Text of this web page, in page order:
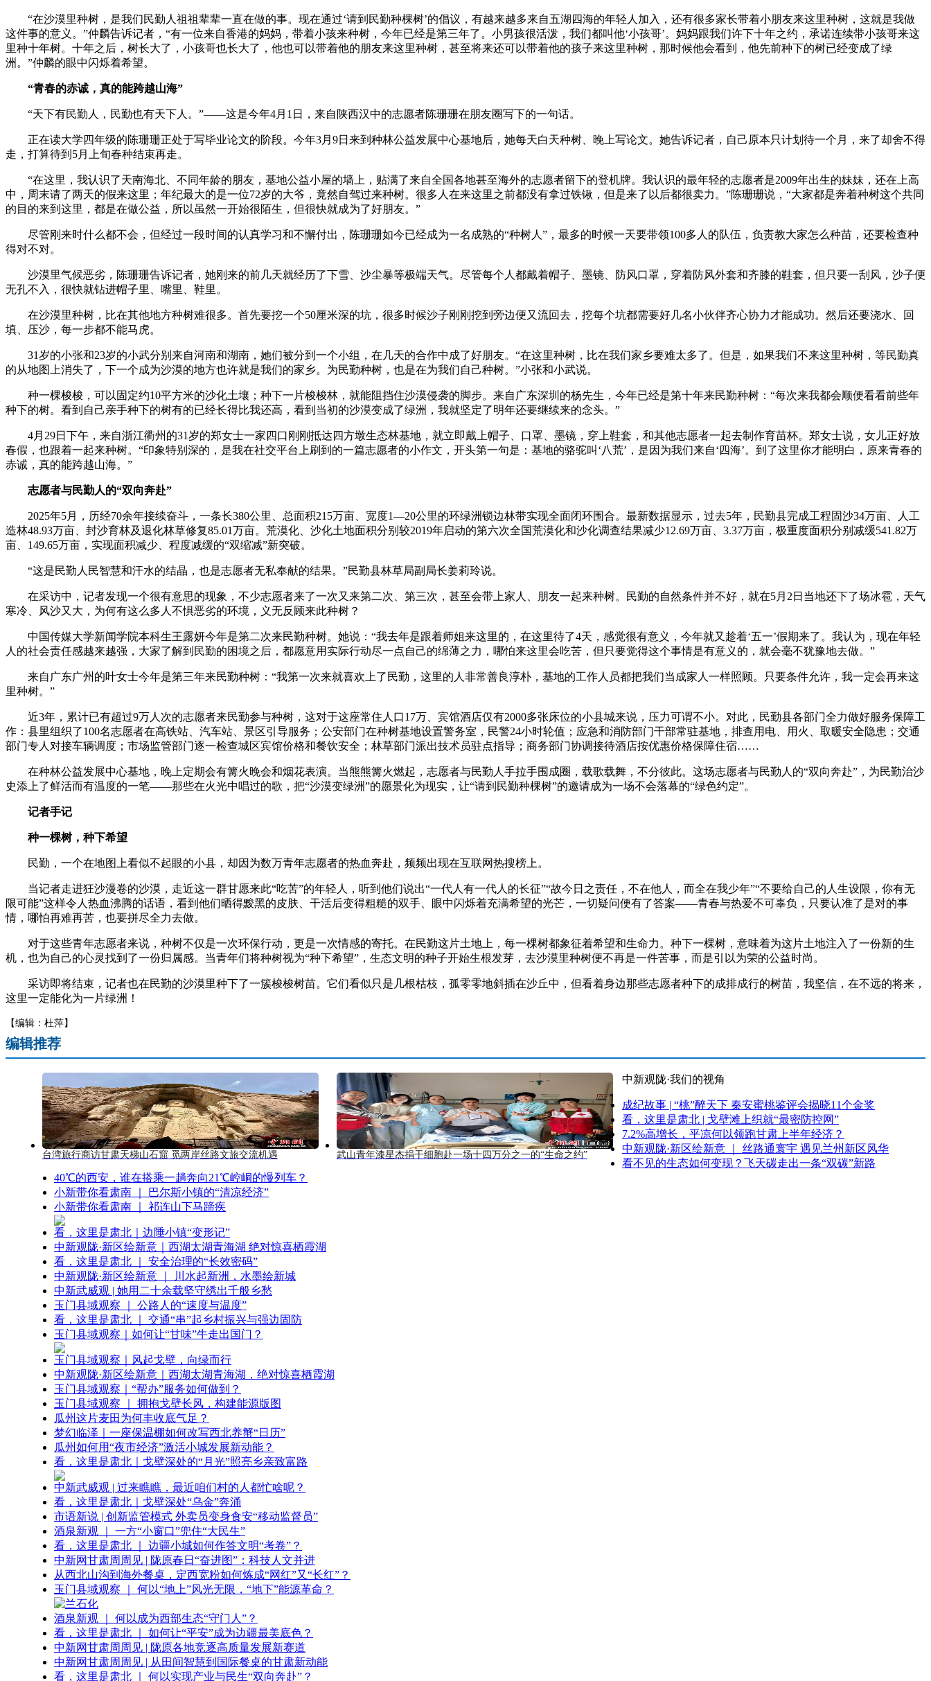
“在沙漠里种树，是我们民勤人祖祖辈辈一直在做的事。现在通过‘请到民勤种棵树’的倡议，有越来越多来自五湖四海的年轻人加入，还有很多家长带着小朋友来这里种树，这就是我做
这件事的意义。”仲麟告诉记者，“有一位来自香港的妈妈，带着小孩来种树，今年已经是第三年了。小男孩很活泼，我们都叫他‘小孩哥’。妈妈跟我们许下十年之约，承诺连续带小孩哥来这
里种十年树。十年之后，树长大了，小孩哥也长大了，他也可以带着他的朋友来这里种树，甚至将来还可以带着他的孩子来这里种树，那时候他会看到，他先前种下的树已经变成了绿
洲。”仲麟的眼中闪烁着希望。
“青春的赤诚，真的能跨越山海”
“天下有民勤人，民勤也有天下人。”——这是今年4月1日，来自陕西汉中的志愿者陈珊珊在朋友圈写下的一句话。
正在读大学四年级的陈珊珊正处于写毕业论文的阶段。今年3月9日来到种林公益发展中心基地后，她每天白天种树、晚上写论文。她告诉记者，自己原本只计划待一个月，来了却舍不得
走，打算待到5月上旬春种结束再走。
“在这里，我认识了天南海北、不同年龄的朋友，基地公益小屋的墙上，贴满了来自全国各地甚至海外的志愿者留下的登机牌。我认识的最年轻的志愿者是2009年出生的妹妹，还在上高
中，周末请了两天的假来这里；年纪最大的是一位72岁的大爷，竟然自驾过来种树。很多人在来这里之前都没有拿过铁锹，但是来了以后都很卖力。”陈珊珊说，“大家都是奔着种树这个共同
的目的来到这里，都是在做公益，所以虽然一开始很陌生，但很快就成为了好朋友。”
尽管刚来时什么都不会，但经过一段时间的认真学习和不懈付出，陈珊珊如今已经成为一名成熟的“种树人”，最多的时候一天要带领100多人的队伍，负责教大家怎么种苗，还要检查种
得对不对。
沙漠里气候恶劣，陈珊珊告诉记者，她刚来的前几天就经历了下雪、沙尘暴等极端天气。尽管每个人都戴着帽子、墨镜、防风口罩，穿着防风外套和齐膝的鞋套，但只要一刮风，沙子便
无孔不入，很快就钻进帽子里、嘴里、鞋里。
在沙漠里种树，比在其他地方种树难很多。首先要挖一个50厘米深的坑，很多时候沙子刚刚挖到旁边便又流回去，挖每个坑都需要好几名小伙伴齐心协力才能成功。然后还要浇水、回
填、压沙，每一步都不能马虎。
31岁的小张和23岁的小武分别来自河南和湖南，她们被分到一个小组，在几天的合作中成了好朋友。“在这里种树，比在我们家乡要难太多了。但是，如果我们不来这里种树，等民勤真
的从地图上消失了，下一个成为沙漠的地方也许就是我们的家乡。为民勤种树，也是在为我们自己种树。”小张和小武说。
种一棵梭梭，可以固定约10平方米的沙化土壤；种下一片梭梭林，就能阻挡住沙漠侵袭的脚步。来自广东深圳的杨先生，今年已经是第十年来民勤种树：“每次来我都会顺便看看前些年
种下的树。看到自己亲手种下的树有的已经长得比我还高，看到当初的沙漠变成了绿洲，我就坚定了明年还要继续来的念头。”
4月29日下午，来自浙江衢州的31岁的郑女士一家四口刚刚抵达四方墩生态林基地，就立即戴上帽子、口罩、墨镜，穿上鞋套，和其他志愿者一起去制作育苗杯。郑女士说，女儿正好放
春假，也跟着一起来种树。“印象特别深的，是我在社交平台上刷到的一篇志愿者的小作文，开头第一句是：基地的骆驼叫‘八荒’，是因为我们来自‘四海’。到了这里你才能明白，原来青春的
赤诚，真的能跨越山海。”
志愿者与民勤人的“双向奔赴”
2025年5月，历经70余年接续奋斗，一条长380公里、总面积215万亩、宽度1—20公里的环绿洲锁边林带实现全面闭环围合。最新数据显示，过去5年，民勤县完成工程固沙34万亩、人工
造林48.93万亩、封沙育林及退化林草修复85.01万亩。荒漠化、沙化土地面积分别较2019年启动的第六次全国荒漠化和沙化调查结果减少12.69万亩、3.37万亩，极重度面积分别减缓541.82万
亩、149.65万亩，实现面积减少、程度减缓的“双缩减”新突破。
“这是民勤人民智慧和汗水的结晶，也是志愿者无私奉献的结果。”民勤县林草局副局长姜莉玲说。
在采访中，记者发现一个很有意思的现象，不少志愿者来了一次又来第二次、第三次，甚至会带上家人、朋友一起来种树。民勤的自然条件并不好，就在5月2日当地还下了场冰雹，天气
寒冷、风沙又大，为何有这么多人不惧恶劣的环境，义无反顾来此种树？
中国传媒大学新闻学院本科生王露妍今年是第二次来民勤种树。她说：“我去年是跟着师姐来这里的，在这里待了4天，感觉很有意义，今年就又趁着‘五一’假期来了。我认为，现在年轻
人的社会责任感越来越强，大家了解到民勤的困境之后，都愿意用实际行动尽一点自己的绵薄之力，哪怕来这里会吃苦，但只要觉得这个事情是有意义的，就会毫不犹豫地去做。”
来自广东广州的叶女士今年是第三年来民勤种树：“我第一次来就喜欢上了民勤，这里的人非常善良淳朴，基地的工作人员都把我们当成家人一样照顾。只要条件允许，我一定会再来这
里种树。”
近3年，累计已有超过9万人次的志愿者来民勤参与种树，这对于这座常住人口17万、宾馆酒店仅有2000多张床位的小县城来说，压力可谓不小。对此，民勤县各部门全力做好服务保障工
作：县里组织了100名志愿者在高铁站、汽车站、景区引导服务；公安部门在种树基地设置警务室，民警24小时轮值；应急和消防部门干部常驻基地，排查用电、用火、取暖安全隐患；交通
部门专人对接车辆调度；市场监管部门逐一检查城区宾馆价格和餐饮安全；林草部门派出技术员驻点指导；商务部门协调接待酒店按优惠价格保障住宿……
在种林公益发展中心基地，晚上定期会有篝火晚会和烟花表演。当熊熊篝火燃起，志愿者与民勤人手拉手围成圈，载歌载舞，不分彼此。这场志愿者与民勤人的“双向奔赴”，为民勤治沙
史添上了鲜活而有温度的一笔——那些在火光中唱过的歌，把“沙漠变绿洲”的愿景化为现实，让“请到民勤种棵树”的邀请成为一场不会落幕的“绿色约定”。
记者手记
种一棵树，种下希望
民勤，一个在地图上看似不起眼的小县，却因为数万青年志愿者的热血奔赴，频频出现在互联网热搜榜上。
当记者走进狂沙漫卷的沙漠，走近这一群甘愿来此“吃苦”的年轻人，听到他们说出“一代人有一代人的长征”“故今日之责任，不在他人，而全在我少年”“不要给自己的人生设限，你有无
限可能”这样令人热血沸腾的话语，看到他们晒得黢黑的皮肤、干活后变得粗糙的双手、眼中闪烁着充满希望的光芒，一切疑问便有了答案——青春与热爱不可辜负，只要认准了是对的事
情，哪怕再难再苦，也要拼尽全力去做。
对于这些青年志愿者来说，种树不仅是一次环保行动，更是一次情感的寄托。在民勤这片土地上，每一棵树都象征着希望和生命力。种下一棵树，意味着为这片土地注入了一份新的生
机，也为自己的心灵找到了一份归属感。当青年们将种树视为“种下希望”，生态文明的种子开始生根发芽，去沙漠里种树便不再是一件苦事，而是引以为荣的公益时尚。
采访即将结束，记者也在民勤的沙漠里种下了一簇梭梭树苗。它们看似只是几根枯枝，孤零零地斜插在沙丘中，但看着身边那些志愿者种下的成排成行的树苗，我坚信，在不远的将来，
这里一定能化为一片绿洲！
【编辑：杜萍】
编辑推荐
台湾旅行商访甘肃天梯山石窟 觅两岸丝路文旅交流机遇 武山青年漆星杰捐干细胞赴一场十四万分之一的“生命之约”
中新观陇·我们的视角
成纪故事 | “桃”醉天下 秦安蜜桃鉴评会揭晓11个金奖
看，这里是肃北 | 戈壁滩上织就“最密防控网”
7.2%高增长，平凉何以领跑甘肃上半年经济？
中新观陇·新区绘新意 ｜ 丝路通寰宇 遇见兰州新区风华
看不见的生态如何变现？飞天碳走出一条“双碳”新路
40℃的西安，谁在搭乘一趟奔向21℃崆峒的慢列车？
小新带你看肃南 ｜ 巴尔斯小镇的“清凉经济”
小新带你看肃南 ｜ 祁连山下马蹄疾
看，这里是肃北｜边陲小镇“变形记”
中新观陇·新区绘新意｜西湖太湖青海湖 绝对惊喜栖霞湖
看，这里是肃北 ｜ 安全治理的“长效密码”
中新观陇·新区绘新意 ｜ 川水起新洲，水墨绘新城
中新武威观 | 她用二十余载坚守绣出千般乡愁
玉门县域观察 ｜ 公路人的“速度与温度”
看，这里是肃北 ｜ 交通“串”起乡村振兴与强边固防
玉门县域观察｜如何让“甘味”牛走出国门？
玉门县域观察｜风起戈壁，向绿而行
中新观陇·新区绘新意｜西湖太湖青海湖，绝对惊喜栖霞湖
玉门县域观察｜“帮办”服务如何做到？
玉门县域观察 ｜ 拥抱戈壁长风，构建能源版图
瓜州这片麦田为何丰收底气足？
梦幻临泽｜一座保温棚如何改写西北养蟹“日历”
瓜州如何用“夜市经济”激活小城发展新动能？
看，这里是肃北｜戈壁深处的“月光”照亮乡亲致富路
中新武威观 | 过来瞧瞧，最近咱们村的人都忙啥呢？
看，这里是肃北｜戈壁深处“乌金”奔涌
市语新说 | 创新监管模式 外卖员变身食安“移动监督员”
酒泉新观 ｜ 一方“小窗口”兜住“大民生”
看，这里是肃北 ｜ 边疆小城如何作答文明“考卷”？
中新网甘肃周周见 | 陇原春日“奋进图”：科技人文并进
从西北山沟到海外餐桌，定西宽粉如何炼成“网红”又“长红”？
玉门县域观察 ｜ 何以“地上”风光无限，“地下”能源革命？
酒泉新观 ｜ 何以成为西部生态“守门人”？
看，这里是肃北 ｜ 如何让“平安”成为边疆最美底色？
中新网甘肃周周见 | 陇原各地竞逐高质量发展新赛道
中新网甘肃周周见 | 从田间智慧到国际餐桌的甘肃新动能
看，这里是肃北 ｜ 何以实现产业与民生“双向奔赴”？